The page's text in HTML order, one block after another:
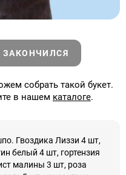
ЗАКОНЧИЛСЯ
собрать такой букет.
в нашем каталоге.
Гвоздика Лиззи 4 шт,
белый 4 шт, гортензия
малины 3 шт, роза